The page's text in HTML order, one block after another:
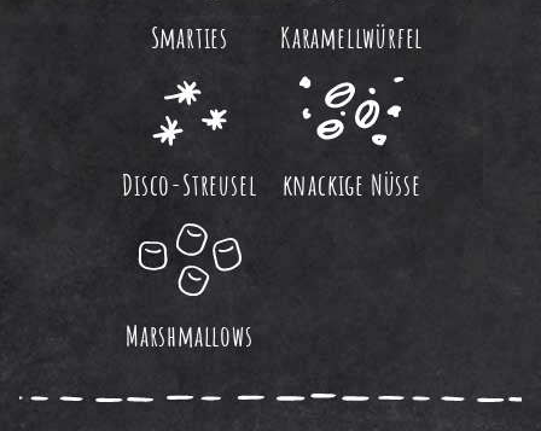
Smarties Karamellwürfel
Disco-Streusel knackige Nüsse
Marshmallows